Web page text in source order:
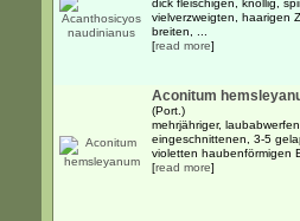
dick fleischigen, knollig,
vielverzweigten, haarigen
breiten, ...
[read more]
Aconitum
(Port.)
mehrjähriger,
eingeschnittenen, 3-5
violetten haubenförmigen
[read more]